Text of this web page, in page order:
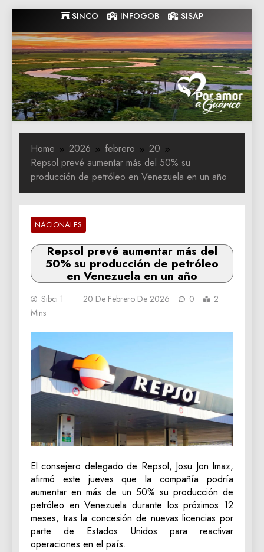
to
content
SINCO INFOGOB SISAP
Gobernacion
de Guarico
Gobernacion de Guarico
Home 2026 febrero
20
Repsol prevé aumentar más del 50% su
producción de petróleo en Venezuela en un año
NACIONALES
Repsol prevé aumentar más del
50% su producción de petróleo
en Venezuela en un año
Sibci 1 20 De Febrero De 2026 0
2
Mins
El consejero delegado de Repsol, Josu Jon Imaz,
afirmó este jueves que la compañía podría
aumentar en más de un 50% su producción de
petróleo en Venezuela durante los próximos 12
meses, tras la concesión de nuevas licencias por
parte de Estados Unidos para reactivar
operaciones en el país.